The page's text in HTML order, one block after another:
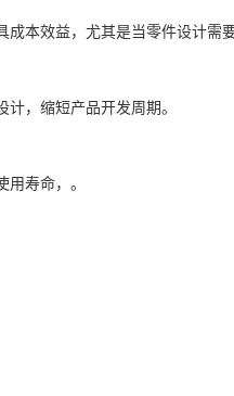
本效益，尤其是当零件设计需
，缩短产品开发周期。
寿命，。